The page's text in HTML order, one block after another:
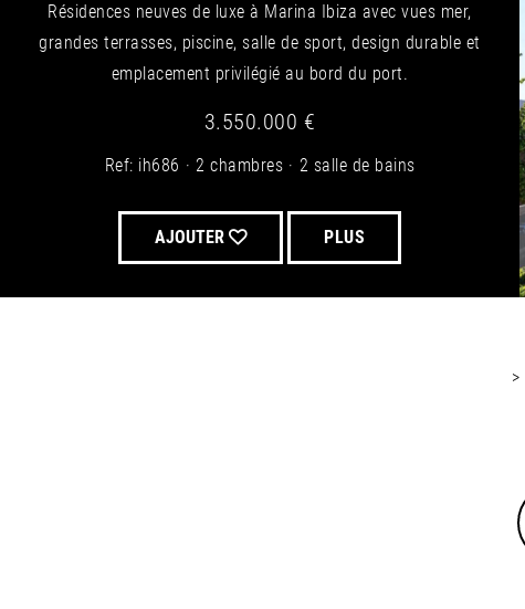
Résidences neuves de luxe à Marina Ibiza avec vues mer,
grandes terrasses, piscine, salle de sport, design durable et
emplacement privilégié au bord du port.
3.550.000 €
Ref: ih686 2 chambres 2 salle de bains
AJOUTER PLUS
>